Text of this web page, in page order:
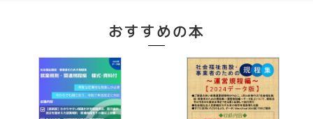
おすすめの本